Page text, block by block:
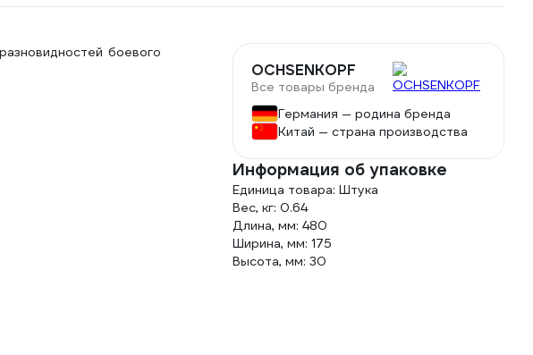
боевого
OCHSENKOPF
Все товары бренда
Германия — родина бренда
Китай — страна производства
Информация об упаковке
Единица товара: Штука
Вес, кг: 0.64
Длина, мм: 480
Ширина, мм: 175
Высота, мм: 30